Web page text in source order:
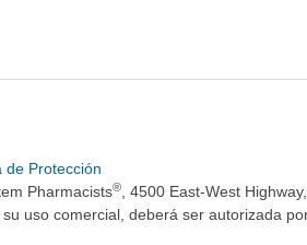
de Protección
Pharmacists®, 4500 East-West
uso comercial, deberá ser autorizada por